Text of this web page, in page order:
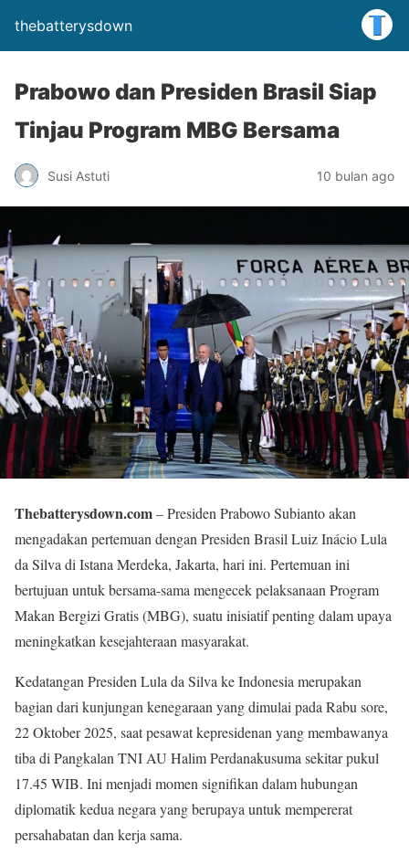
thebatterysdown
Prabowo dan Presiden Brasil Siap
Tinjau Program MBG Bersama
Susi Astuti 10 bulan ago
Thebatterysdown.com– Presiden Prabowo Subianto akan
mengadakan pertemuan dengan Presiden Brasil Luiz Inácio Lula
da Silva di Istana Merdeka, Jakarta, hari ini. Pertemuan ini
bertujuan untuk bersama-sama mengecek pelaksanaan Program
Makan Bergizi Gratis (MBG), suatu inisiatif penting dalam upaya
meningkatkan kesejahteraan masyarakat.
Kedatangan Presiden Lula da Silva ke Indonesia merupakan
bagian dari kunjungan kenegaraan yang dimulai pada Rabu sore,
22 Oktober 2025, saat pesawat kepresidenan yang membawanya
tiba di Pangkalan TNI AU Halim Perdanakusuma sekitar pukul
17.45 WIB. Ini menjadi momen signifikan dalam hubungan
diplomatik kedua negara yang berupaya untuk mempererat
persahabatan dan kerja sama.